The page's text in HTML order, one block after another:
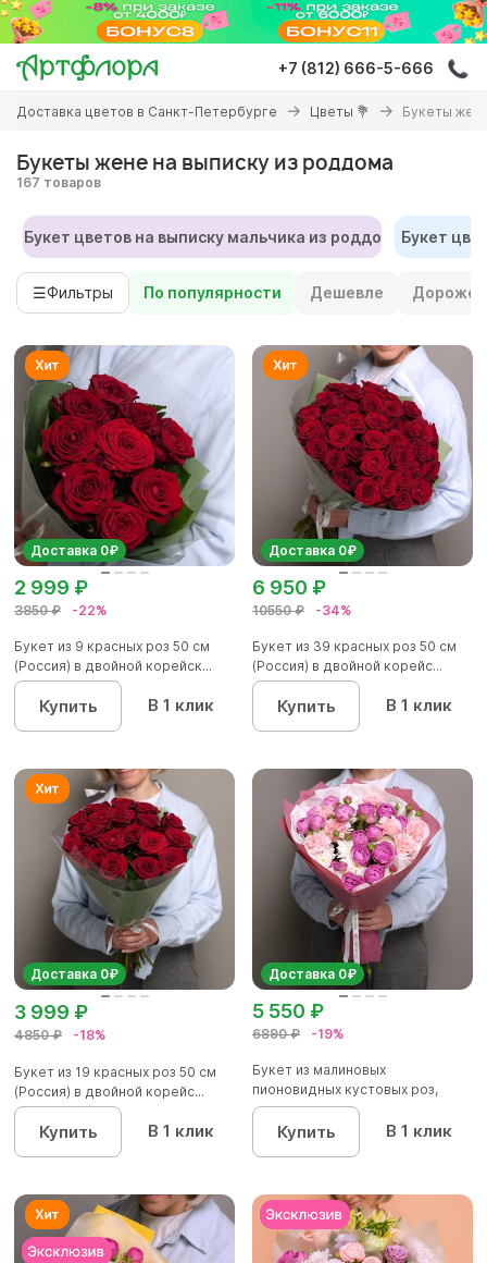
Перейти
основному
содержанию
+7 (812) 666-5-666
Вы
здесь
Доставка цветов в Санкт-Петербурге Цветы 💐 Букеты
Букеты жене на выписку из роддома
167 товаров
Букет цветов на выписку мальчика из роддома Букет
☰Фильтры По популярности Дешевле Дороже
Доставка 0₽
3850 ₽ -22%
2 999 ₽
Букет из 9 красных роз 50 см
(Россия) в двойной корейск...
Купить В 1 клик
Доставка 0₽
10550 ₽ -34%
6 950 ₽
Букет из 39 красных роз 50 см
(Россия) в двойной корейс...
Купить В 1 клик
Доставка 0₽
4850 ₽ -18%
3 999 ₽
Букет из 19 красных роз 50 см
(Россия) в двойной корейс...
Купить В 1 клик
Доставка 0₽
6890 ₽ -19%
5 550 ₽
Букет из малиновых
пионовидных кустовых роз,
хризантемы...
Купить В 1 клик